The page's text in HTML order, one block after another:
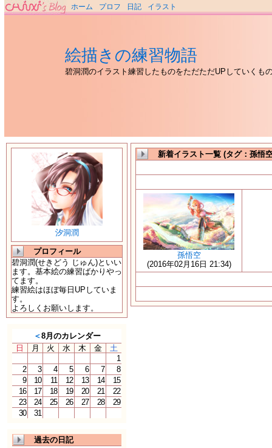
ホーム プロフ 日記 イラスト
絵描きの練習物語
碧洞潤のイラスト練習したものをただただUPしていくも
汐洞潤
プロフィール
碧洞潤(せきどう じゅん)といい
ます。基本絵の練習ばかりやっ
てます。
練習絵はほぼ毎日UPしていま
す。
よろしくお願いします。
＜8月のカレンダー
日
月 火 水 木 金
土
1
2
3 4 5 6 7
8
9
10 11 12 13 14
15
16
17 18 19 20 21
22
23
24 25 26 27 28
29
30
31
過去の日記
新着イラスト一覧 (タグ：孫悟
孫悟空
(2016年02月16日 21:34)